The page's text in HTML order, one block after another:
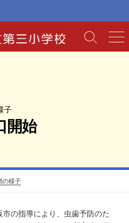
検
索
メ
ニ
子
開始
の様子
の指導により、虫歯予防のた